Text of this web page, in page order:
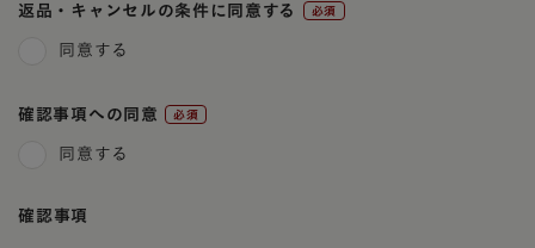
返品・キャンセルの条件に同意する
同意する
確認事項への同意
同意する
確認事項